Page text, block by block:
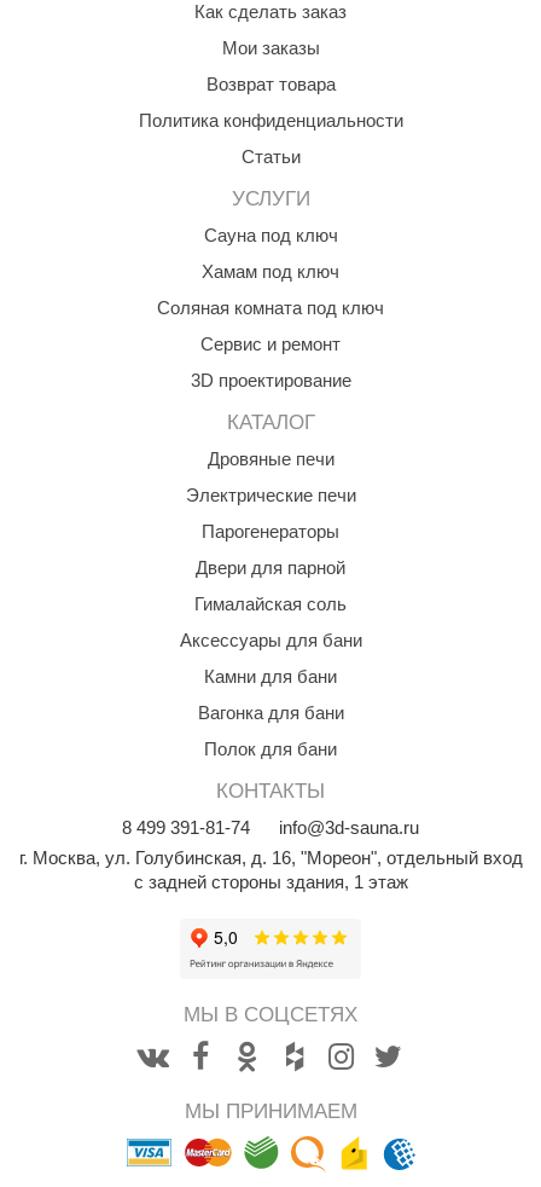
Как сделать заказ
Мои заказы
Возврат товара
Политика конфиденциальности
Статьи
УСЛУГИ
Сауна под ключ
Хамам под ключ
Соляная комната под ключ
Сервис и ремонт
3D проектирование
КАТАЛОГ
Дровяные печи
Электрические печи
Парогенераторы
Двери для парной
Гималайская соль
Аксессуары для бани
Камни для бани
Вагонка для бани
Полок для бани
КОНТАКТЫ
8 499 391-81-74
info@3d-sauna.ru
г. Москва, ул. Голубинская, д. 16, "Мореон", отдельный вход
с задней стороны здания, 1 этаж
МЫ В СОЦСЕТЯХ
МЫ ПРИНИМАЕМ